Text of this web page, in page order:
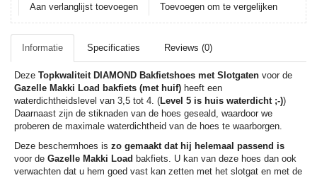
Aan verlanglijst toevoegen
Toevoegen om te vergelijken
Informatie Specificaties Reviews (0)
Deze Topkwaliteit DIAMOND Bakfietshoes met Slotgaten voor de
Gazelle Makki Load bakfiets (met huif) heeft een
waterdichtheidslevel van 3,5 tot 4. (Level 5 is huis waterdicht ;-))
Daarnaast zijn de stiknaden van de hoes geseald, waardoor we
proberen de maximale waterdichtheid van de hoes te waarborgen.
Deze beschermhoes is zo gemaakt dat hij helemaal passend is
voor de Gazelle Makki Load bakfiets. U kan van deze hoes dan ook
verwachten dat u hem goed vast kan zetten met het slotgat en met de